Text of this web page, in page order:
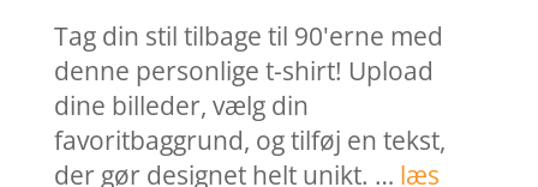
Tag din stil tilbage til 90'erne med
denne personlige t-shirt! Upload
dine billeder, vælg din
favoritbaggrund, og tilføj en tekst,
der gør designet helt unikt. … læs